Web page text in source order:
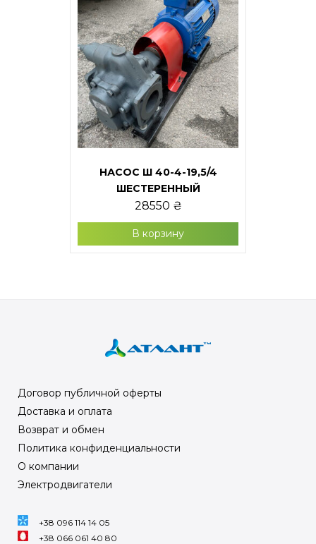
НАСОС Ш 40-4-19,5/4
ШЕСТЕРЕННЫЙ
28550 ₴
В корзину
Договор публичной оферты
Доставка и оплата
Возврат и обмен
Политика конфиденциальности
О компании
Электродвигатели
+38 096 114 14 05
+38 066 061 40 80